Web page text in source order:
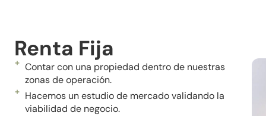
Renta Fija
Contar con una propiedad dentro de nuestras
zonas de operación.
Hacemos un estudio de mercado validando la
viabilidad de negocio.